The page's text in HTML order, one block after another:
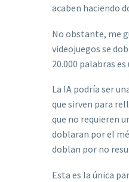
acaben haciendo
No obstante, me
videojuegos se
20.000 palabras
La IA podría ser
que sirven para
que no requieren
doblaran por el
doblan por no
Esta es la única